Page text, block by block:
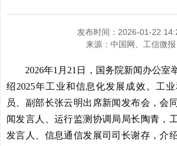
发布时间：2026-01-22
来源： 中国网、工信微报
2026年1月21日，国务院新闻办公室
绍2025年工业和信息化发展成效。工
员、副部长张云明出席新闻发布会，会
闻发言人、运行监测协调局局长陶青，
发言人、信息通信发展司司长谢存，介